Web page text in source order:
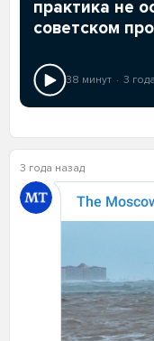
практика не
советском
38 минут 3
3 года назад